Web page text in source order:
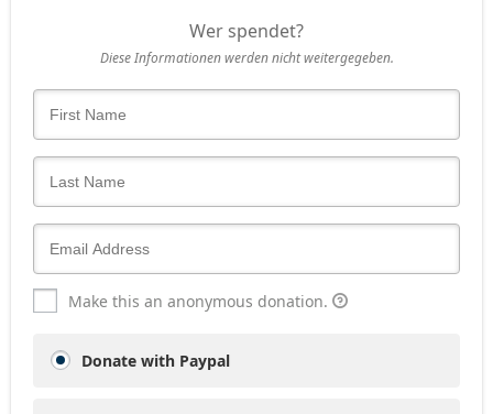
Wer spendet?
Diese Informationen werden nicht weitergegeben.
Make this an anonymous donation.
Donate with Paypal